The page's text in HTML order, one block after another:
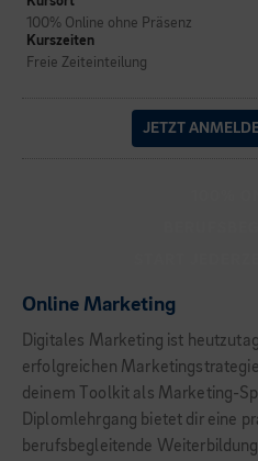
100% Online ohne Präsenz
Kurszeiten
Freie Zeiteinteilung
JETZT
Online Marketing
Digitales Marketing ist
erfolgreichen
deinem Toolkit als Marketing-
Diplomlehrgang bietet dir eine
berufsbegleitende